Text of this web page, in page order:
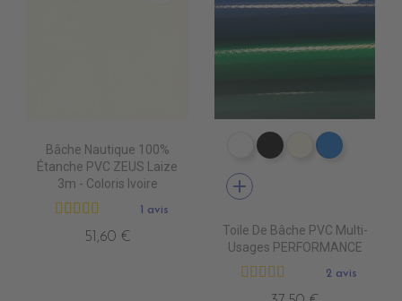
Bâche Nautique 100%
Étanche PVC ZEUS Laize
3m - Coloris Ivoire
1 avis
51,60 €
PE0400 BLANC
PE0440 NOIR
PE0490PE0410
add
Toile De Bâche PVC Multi-
Usages PERFORMANCE
2 avis